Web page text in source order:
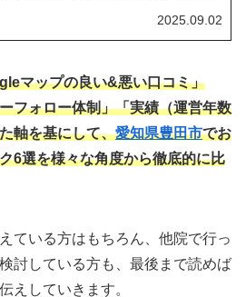
2025.09.02
マップの良い&悪い口コミ」
フォロー体制」「実績（運営年数
軸を基にして、愛知県豊田市でお
6選を様々な角度から徹底的に比
ている方はもちろん、他院で行っ
討している方も、最後まで読めば
えしていきます。